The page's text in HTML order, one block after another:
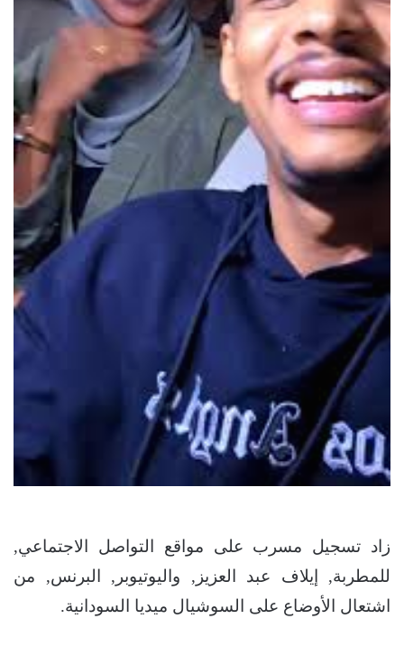
زاد تسجيل مسرب على مواقع التواصل الاجتماعي,
للمطربة, إيلاف عبد العزيز, واليوتيوبر, البرنس, من
اشتعال الأوضاع على السوشيال ميديا السودانية.